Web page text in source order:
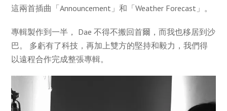
這兩首插曲「Announcement」和「Weather Forecast」。
專輯製作到一半， Dae 不得不搬回首爾，而我也移居到沙
巴。 多虧有了科技，再加上雙方的堅持和毅力，我們得
以遠程合作完成整張專輯。